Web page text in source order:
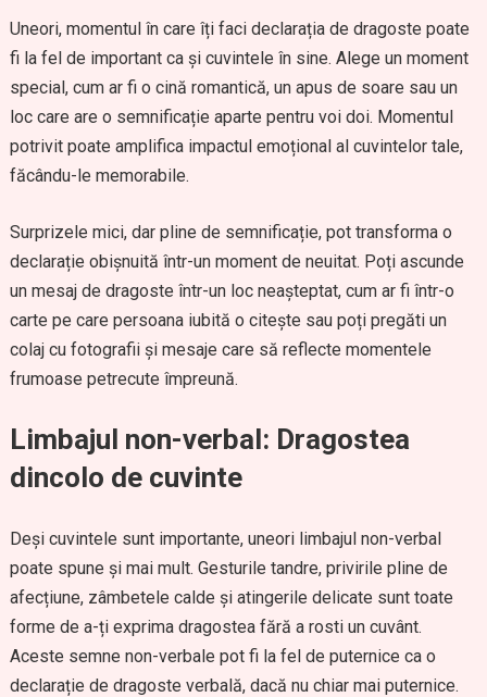
Uneori, momentul în care îți faci declarația de dragoste poate
fi la fel de important ca și cuvintele în sine. Alege un moment
special, cum ar fi o cină romantică, un apus de soare sau un
loc care are o semnificație aparte pentru voi doi. Momentul
potrivit poate amplifica impactul emoțional al cuvintelor tale,
făcându-le memorabile.
Surprizele mici, dar pline de semnificație, pot transforma o
declarație obișnuită într-un moment de neuitat. Poți ascunde
un mesaj de dragoste într-un loc neașteptat, cum ar fi într-o
carte pe care persoana iubită o citește sau poți pregăti un
colaj cu fotografii și mesaje care să reflecte momentele
frumoase petrecute împreună.
Limbajul non-verbal: Dragostea
dincolo de cuvinte
Deși cuvintele sunt importante, uneori limbajul non-verbal
poate spune și mai mult. Gesturile tandre, privirile pline de
afecțiune, zâmbetele calde și atingerile delicate sunt toate
forme de a-ți exprima dragostea fără a rosti un cuvânt.
Aceste semne non-verbale pot fi la fel de puternice ca o
declarație de dragoste verbală, dacă nu chiar mai puternice.